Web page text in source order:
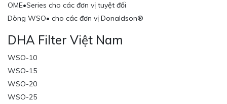
OME•Series cho các đơn vị tuyệt đối
Dòng WSO• cho các đơn vị Donaldson®
DHA Filter Việt Nam
WSO-10
WSO-15
WSO-20
WSO-25